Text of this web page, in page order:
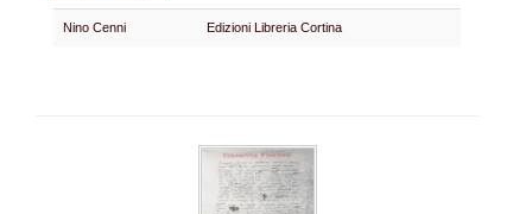
Nino Cenni Edizioni Libreria Cortina